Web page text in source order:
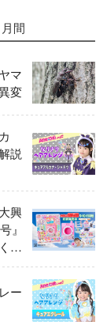
月間
マ
変
説
興
』
る
ー